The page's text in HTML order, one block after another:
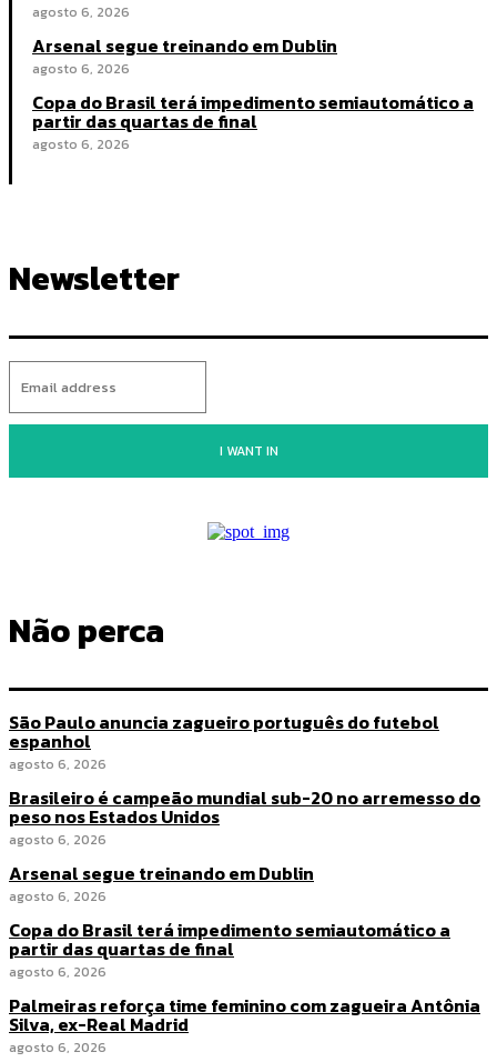
agosto 6, 2026
Arsenal segue treinando em Dublin
agosto 6, 2026
Copa do Brasil terá impedimento semiautomático a
partir das quartas de final
agosto 6, 2026
Newsletter
I WANT IN
Não perca
São Paulo anuncia zagueiro português do futebol
espanhol
agosto 6, 2026
Brasileiro é campeão mundial sub-20 no arremesso do
peso nos Estados Unidos
agosto 6, 2026
Arsenal segue treinando em Dublin
agosto 6, 2026
Copa do Brasil terá impedimento semiautomático a
partir das quartas de final
agosto 6, 2026
Palmeiras reforça time feminino com zagueira Antônia
Silva, ex-Real Madrid
agosto 6, 2026